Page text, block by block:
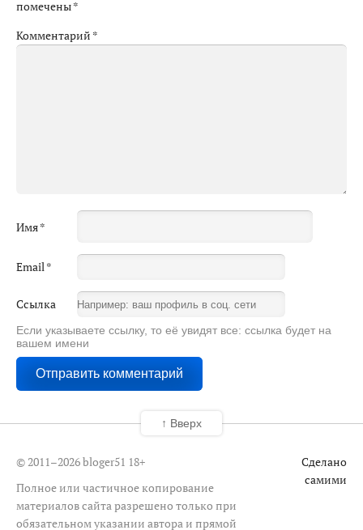
помечены*
Комментарий *
Имя*
Email*
Ссылка
Если указываете ссылку, то её увидят все: ссылка будет на
вашем имени
© 2011–2026 bloger51 18+
Полное или частичное копирование
материалов сайта разрешено только при
обязательном указании автора и прямой
Сделано
самими
↑ Вверх